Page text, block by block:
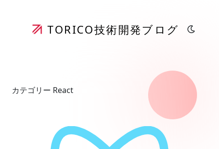
TORICO技術開発ブログ
カテゴリー React